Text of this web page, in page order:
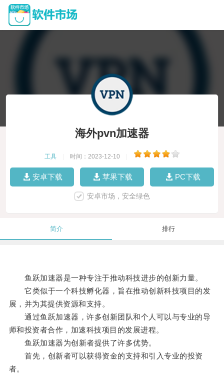
海外pvn加速器
工具 时间：2023-12-10
安卓下载 苹果下载 PC下载
安卓市场，安全绿色
简介 排行
鱼跃加速器是一种专注于推动科技进步的创新力量。
它类似于一个科技孵化器，旨在推动创新科技项目的发
展，并为其提供资源和支持。
通过鱼跃加速器，许多创新团队和个人可以与专业的导
师和投资者合作，加速科技项目的发展进程。
鱼跃加速器为创新者提供了许多优势。
首先，创新者可以获得资金的支持和引入专业的投资
者。